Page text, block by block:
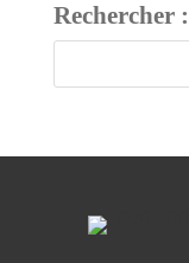
Rechercher :